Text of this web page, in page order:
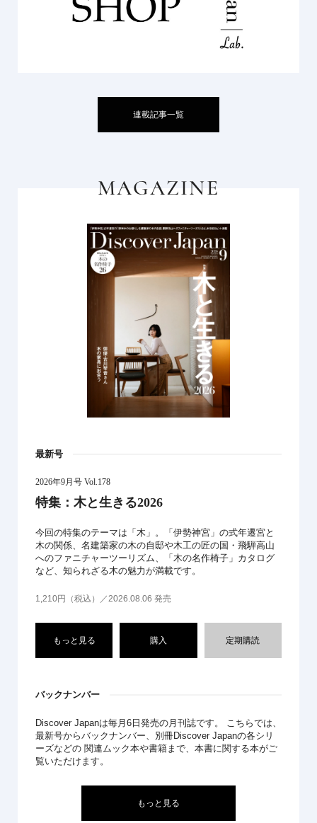
連載記事一覧
MAGAZINE
最新号
2026年9月号 Vol.178
特集：木と生きる2026
今回の特集のテーマは「木」。「伊勢神宮」の式年遷宮と
木の関係、名建築家の木の自邸や木工の匠の国・飛騨高山
へのファニチャーツーリズム、「木の名作椅子」カタログ
など、知られざる木の魅力が満載です。
1,210円（税込）／2026.08.06 発売
もっと見る 購入 定期購読
バックナンバー
Discover Japanは毎月6日発売の月刊誌です。 こちらでは、
最新号からバックナンバー、別冊Discover Japanの各シリ
ーズなどの 関連ムック本や書籍まで、本書に関する本がご
覧いただけます。
もっと見る